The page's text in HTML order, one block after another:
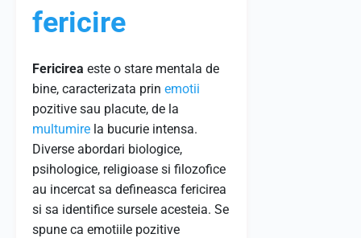
fericire
Fericirea este o stare mentala de
bine, caracterizata prin emotii
pozitive sau placute, de la
multumire la bucurie intensa.
Diverse abordari biologice,
psihologice, religioase si filozofice
au incercat sa defineasca fericirea
si sa identifice sursele acesteia. Se
spune ca emotiile pozitive